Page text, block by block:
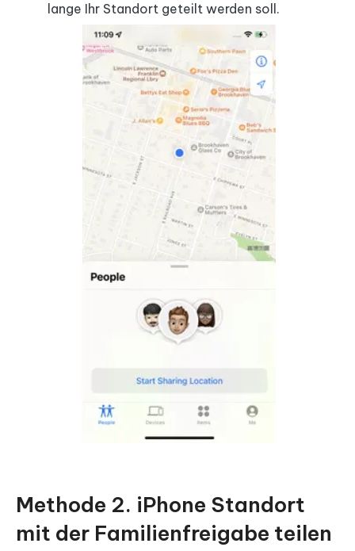
lange Ihr Standort geteilt werden soll.
Methode 2. iPhone Standort
mit der Familienfreigabe teilen